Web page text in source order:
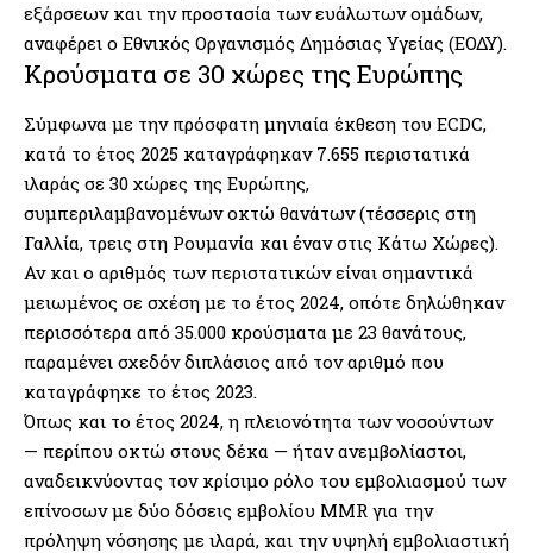
εξάρσεων και την προστασία των ευάλωτων ομάδων,
αναφέρει ο Εθνικός Οργανισμός Δημόσιας Υγείας (ΕΟΔΥ).
Κρούσματα σε 30 χώρες της Ευρώπης
Σύμφωνα με την πρόσφατη μηνιαία έκθεση του ECDC,
κατά το έτος 2025 καταγράφηκαν 7.655 περιστατικά
ιλαράς σε 30 χώρες της Ευρώπης,
συμπεριλαμβανομένων οκτώ θανάτων (τέσσερις στη
Γαλλία, τρεις στη Ρουμανία και έναν στις Κάτω Χώρες).
Αν και ο αριθμός των περιστατικών είναι σημαντικά
μειωμένος σε σχέση με το έτος 2024, οπότε δηλώθηκαν
περισσότερα από 35.000 κρούσματα με 23 θανάτους,
παραμένει σχεδόν διπλάσιος από τον αριθμό που
καταγράφηκε το έτος 2023.
Όπως και το έτος 2024, η πλειονότητα των νοσούντων
— περίπου οκτώ στους δέκα — ήταν ανεμβολίαστοι,
αναδεικνύοντας τον κρίσιμο ρόλο του εμβολιασμού των
επίνοσων με δύο δόσεις εμβολίου MMR για την
πρόληψη νόσησης με ιλαρά, και την υψηλή εμβολιαστική